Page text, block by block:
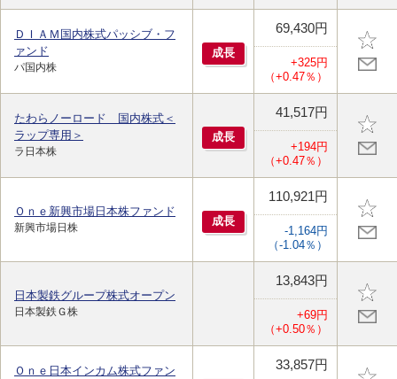
ＤＩＡＭ国内株式パッシブ・フ
ァンド
パ国内株
成長
69,430円
+325円
（+0.47％）
たわらノーロード 国内株式＜
ラップ専用＞
ラ日本株
成長
41,517円
+194円
（+0.47％）
Ｏｎｅ新興市場日本株ファンド
新興市場日株 成長
110,921円
-1,164円
（-1.04％）
日本製鉄グループ株式オープン
日本製鉄Ｇ株
13,843円
+69円
（+0.50％）
Ｏｎｅ日本インカム株式ファン
33,857円